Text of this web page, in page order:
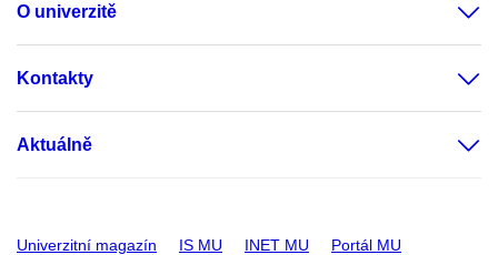
O univerzitě
Kontakty
Aktuálně
Univerzitní magazín IS MU INET MU Portál MU